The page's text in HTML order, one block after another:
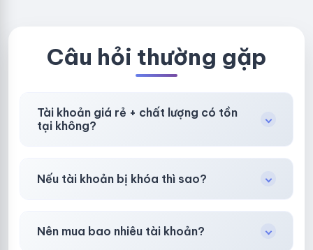
Câu hỏi thường gặp
Tài khoản giá rẻ + chất lượng có tồn
tại không?
ưu tiên chất lượng, bảo hành hơn là giá rẻ nhất.
Nếu tài khoản bị khóa thì sao?
trợ đổi mới hoặc hoàn 100%.
Nên mua bao nhiêu tài khoản?